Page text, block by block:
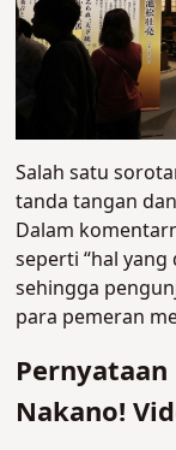
Salah satu
tanda tangan
Dalam
seperti “hal
sehingga
para pemeran
Pernyataan
Nakano!